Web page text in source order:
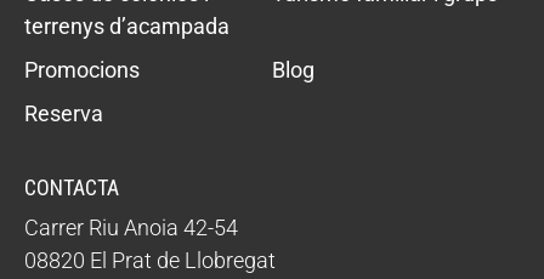
terrenys d’acampada
Promocions
Blog
Reserva
CONTACTA
Carrer Riu Anoia 42-54
08820 El Prat de Llobregat